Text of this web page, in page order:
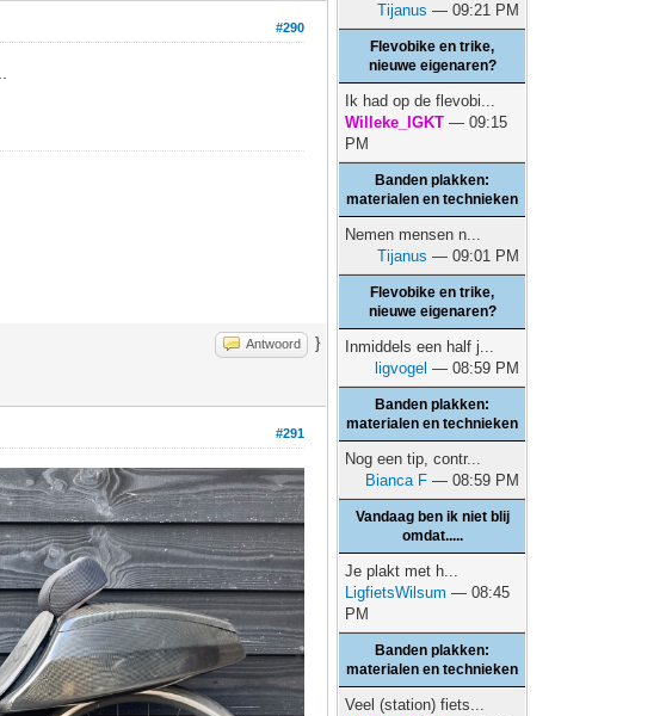
#290
Antwoord }
#291
Tijanus — 09:21 PM
Flevobike en trike,
nieuwe eigenaren?
Ik had op de flevobi...
Willeke_IGKT — 09:15
PM
Banden plakken:
materialen en technieken
Nemen mensen n...
Tijanus — 09:01 PM
Flevobike en trike,
nieuwe eigenaren?
Inmiddels een half j...
ligvogel — 08:59 PM
Banden plakken:
materialen en technieken
Nog een tip, contr...
Bianca F — 08:59 PM
Vandaag ben ik niet blij
omdat.....
Je plakt met h...
LigfietsWilsum — 08:45
PM
Banden plakken:
materialen en technieken
Veel (station) fiets...